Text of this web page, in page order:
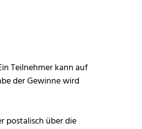
Teilnehmer kann auf
der Gewinne wird
postalisch über die